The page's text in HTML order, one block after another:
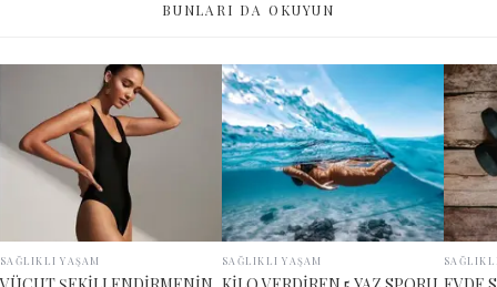
BUNLARI DA OKUYUN
SAĞLIKLI YAŞAM SAĞLIKLI YAŞAM